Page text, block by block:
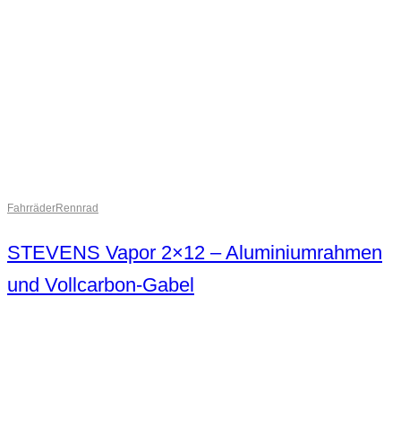
FahrräderRennrad
STEVENS Vapor 2×12 – Aluminiumrahmen
und Vollcarbon-Gabel